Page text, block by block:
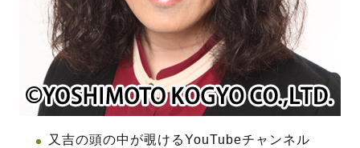
又吉の頭の中が覗けるYouTubeチャンネル